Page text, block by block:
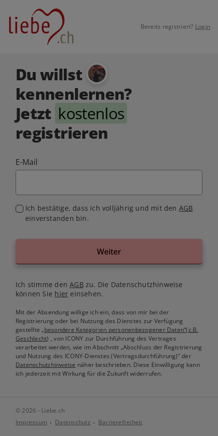
Bereits registriert? Login
Du willst
kennenlernen?
Jetzt kostenlos
registrieren
E-Mail
Ich bestätige, dass ich volljährig und mit den AGB
einverstanden bin.
Weiter
Ich stimme denAGB zu. Die Datenschutzhinweise
können Sie hier einsehen.
Mit der Absendung willige ich ein, dass von mir bei der
Registrierung oder bei Nutzung des Dienstes zur Verfügung
gestellte„besondere Kategorien personenbezogener Daten“(z.B.
Geschlecht) , von ICONY zur Durchführung des Vertrages
verarbeitet werden, wie im Abschnitt „Abschluss der Registrierung
und Nutzung des ICONY-Dienstes (Vertragsdurchführung)“ der
Datenschutzhinweise näher beschrieben. Diese Einwilligung kann
ich jederzeit mit Wirkung für die Zukunft widerrufen.
© 2026 - Liebe.ch
Impressum
Datenschutz Barrierefreiheit